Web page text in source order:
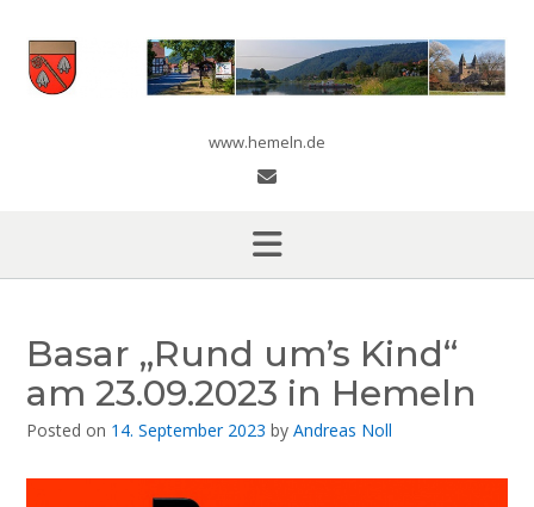
content
www.hemeln.de
Basar „Rund um’s Kind“
am 23.09.2023 in Hemeln
Posted on 14. September 2023 by Andreas Noll